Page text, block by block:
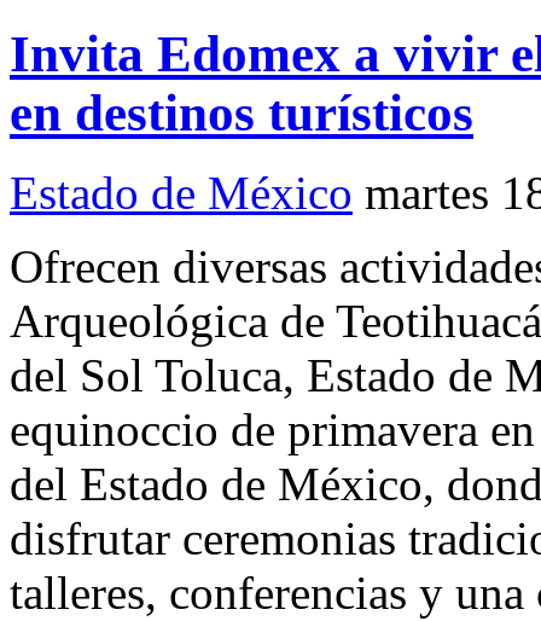
Invita Edomex a vivir
en destinos turísticos
Estado de México martes
Ofrecen diversas
Arqueológica de
del Sol Toluca, Estado de
equinoccio de primavera
del Estado de México,
disfrutar ceremonias
talleres, conferencias y